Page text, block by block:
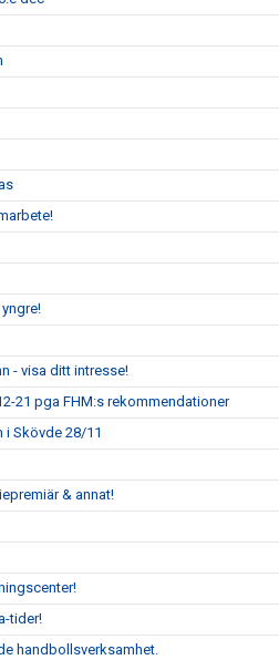
- visa ditt intresse!
21 pga FHM:s rekommendationer
Skövde 28/11
& annat!
tider!
handbollsverksamhet.